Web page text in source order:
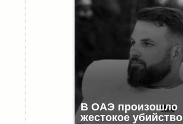
В ОАЭ произошло
жестокое убийство